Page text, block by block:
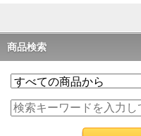
商品検索